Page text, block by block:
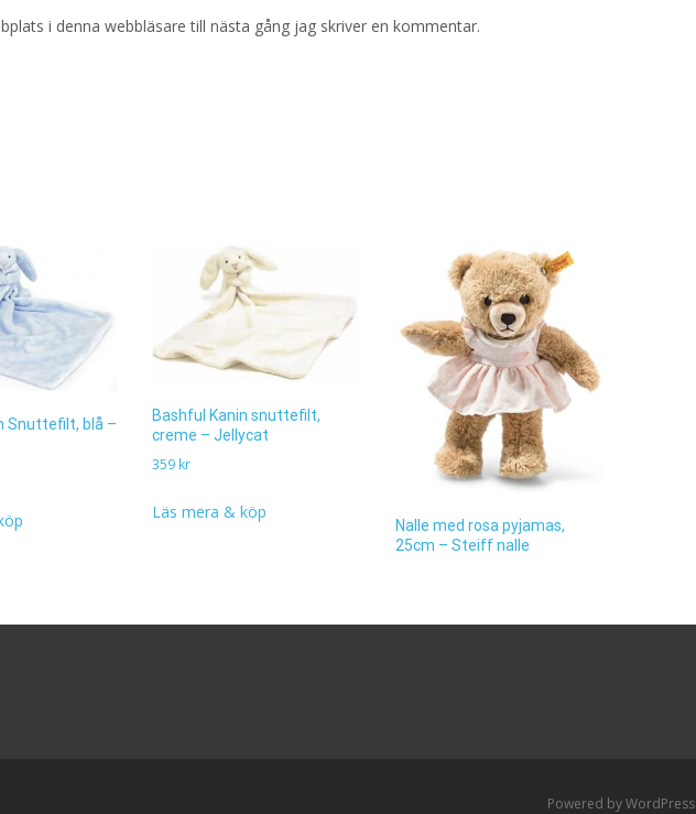
i denna webbläsare till nästa gång jag skriver en kommentar.
Snuttefilt, blå –
Bashful Kanin snuttefilt,
creme – Jellycat
359 kr
Läs mera & köp
Nalle med rosa pyjamas,
25cm – Steiff nalle
Läs mera & köp
Powered by WordPress